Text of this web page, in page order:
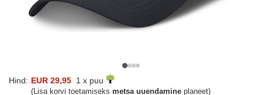
Hind: EUR 29,95 1 x puu
(Lisa korvi toetamiseks metsa uuendamine planeet)